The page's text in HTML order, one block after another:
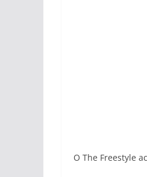
O The Freestyle